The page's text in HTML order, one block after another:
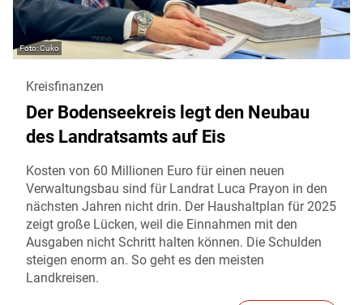
Cuko
Kreisfinanzen
Der Bodenseekreis legt den Neubau
des Landratsamts auf Eis
Kosten von 60 Millionen Euro für einen neuen
Verwaltungsbau sind für Landrat Luca Prayon in den
nächsten Jahren nicht drin. Der Haushaltplan für 2025
zeigt große Lücken, weil die Einnahmen mit den
Ausgaben nicht Schritt halten können. Die Schulden
steigen enorm an. So geht es den meisten
Landkreisen.